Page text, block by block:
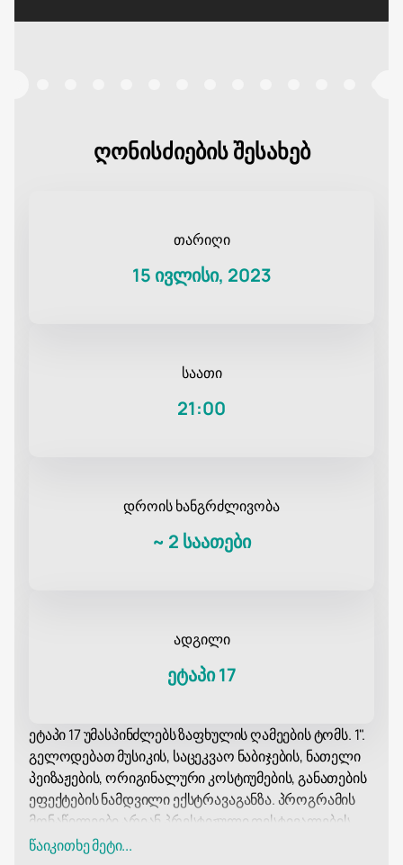
ღონისძიების შესახებ
თარიღი
15 ივლისი, 2023
საათი
21:00
დროის ხანგრძლივობა
~ 2 საათები
ადგილი
ეტაპი 17
ეტაპი 17 უმასპინძლებს ზაფხულის ღამეების ტომს. 1".
გელოდებათ მუსიკის, საცეკვაო ნაბიჯების, ნათელი
პეიზაჟების, ორიგინალური კოსტიუმების, განათების
ეფექტების ნამდვილი ექსტრავაგანზა. პროგრამის
მონაწილეები არიან პრესტიჟული ფესტივალების,
კონკურსებისა და საცეკვაო პროექტების
წაიკითხე მეტი...